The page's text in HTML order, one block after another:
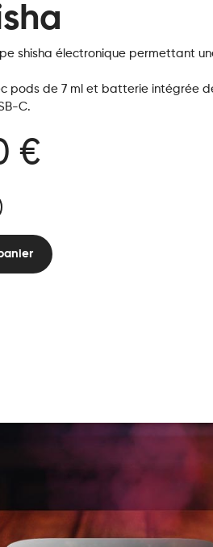
shisha électronique permettant
pods de 7 ml et batterie intégrée
C.
€